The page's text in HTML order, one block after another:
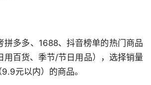
拼多多、1688、抖音榜单的热门商品
用百货、季节/节日用品），选择销量
元以内）的商品。